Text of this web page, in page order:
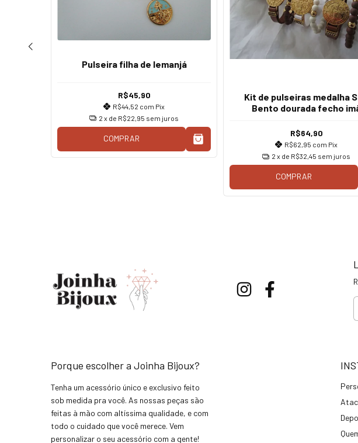
Pulseira filha de Iemanjá
R$45,90
R$44,52 com Pix
2 x de R$22,95 sem juros
COMPRAR
Kit de pulseiras medalha
Bento dourada fecho
R$64,90
R$62,95 com Pix
2 x de R$32,45 sem juros
COMPRAR
Porque escolher a Joinha Bijoux?
Tenha um acessório único e exclusivo feito
sob medida pra você. As nossas peças são
feitas à mão com altíssima qualidade, e com
todo o cuidado que você merece. Vem
personalizar o seu acessório com a gente!